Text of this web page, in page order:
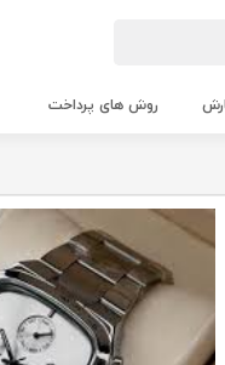
روش های پرداخت